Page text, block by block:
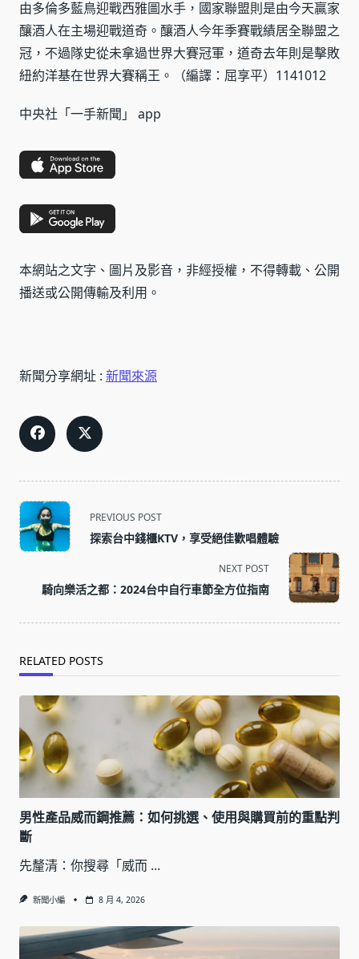
由多倫多藍鳥迎戰西雅圖水手，國家聯盟則是由今天贏家
釀酒人在主場迎戰道奇。釀酒人今年季賽戰績居全聯盟之
冠，不過隊史從未拿過世界大賽冠軍，道奇去年則是擊敗
紐約洋基在世界大賽稱王。（編譯：屈享平）1141012
中央社「一手新聞」 app
本網站之文字、圖片及影音，非經授權，不得轉載、公開
播送或公開傳輸及利用。
新聞分享網址 : 新聞來源
<span
class="nav-
subtitle
reader-
PREVIOUS POST
探索台中錢櫃KTV，享受絕佳歡唱體驗
NEXT POST
騎向樂活之都：2024台中自行車節全方位指南
RELATED POSTS
男性產品威而鋼推薦：如何挑選、使用與購買前的重點判
斷
先釐清：你搜尋「威而 ...
新聞小編 8 月 4, 2026